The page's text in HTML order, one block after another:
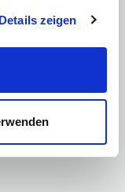
Details zeigen
auf 100 km/h. Seine
macht ihn zu einem
Lebensdauer und
Laden zu Hause oder
der Vehicle-to-Load-
Strom versorgen –